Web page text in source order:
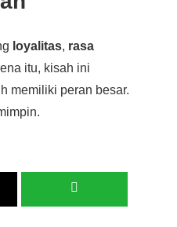
loyalitas, rasa
itu, kisah ini
memiliki peran besar.